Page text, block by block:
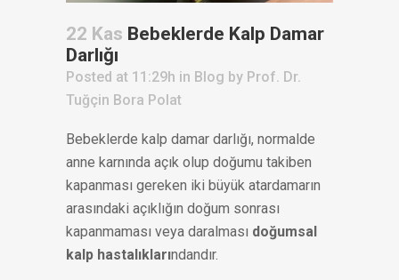
22 Kas Bebeklerde Kalp Damar
Darlığı
Posted at 11:29h in Blog by Prof. Dr.
Tuğçin Bora Polat
Bebeklerde kalp damar darlığı, normalde
anne karnında açık olup doğumu takiben
kapanması gereken iki büyük atardamarın
arasındaki açıklığın doğum sonrası
kapanmaması veya daralması doğumsal
kalp hastalıklarındandır.